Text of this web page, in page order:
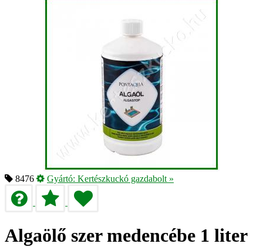
8476 Gyártó: Kertészkuckó gazdabolt »
Algaölő szer medencébe 1 liter